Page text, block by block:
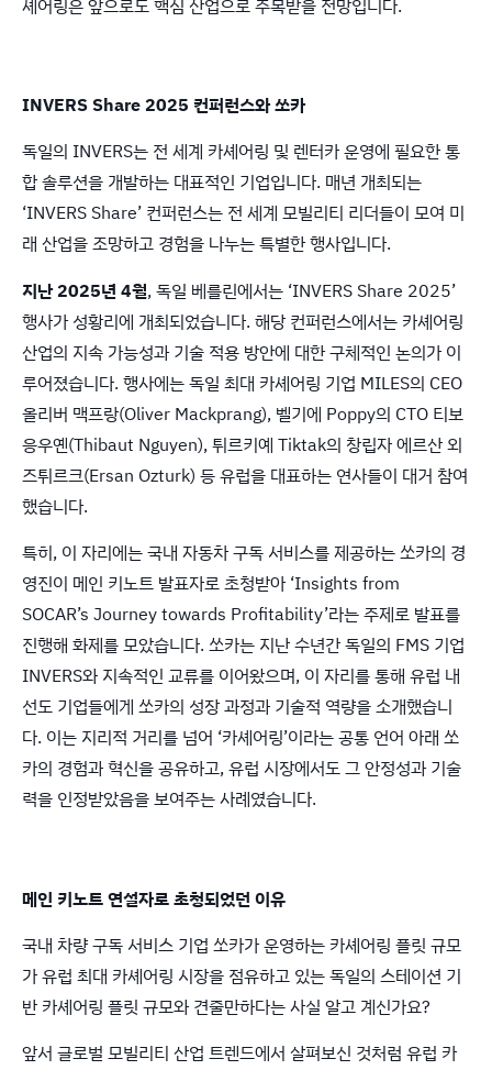
셰어링은 앞으로도 핵심 산업으로 주목받을 전망입니다.
INVERS Share 2025 컨퍼런스와 쏘카
독일의 INVERS는 전 세계 카셰어링 및 렌터카 운영에 필요한 통
합 솔루션을 개발하는 대표적인 기업입니다. 매년 개최되는
‘INVERS Share’ 컨퍼런스는 전 세계 모빌리티 리더들이 모여 미
래 산업을 조망하고 경험을 나누는 특별한 행사입니다.
지난 2025년 4월, 독일 베를린에서는 ‘INVERS Share 2025’
행사가 성황리에 개최되었습니다. 해당 컨퍼런스에서는 카셰어링
산업의 지속 가능성과 기술 적용 방안에 대한 구체적인 논의가 이
루어졌습니다. 행사에는 독일 최대 카셰어링 기업 MILES의 CEO
올리버 맥프랑(Oliver Mackprang), 벨기에 Poppy의 CTO 티보
응우옌(Thibaut Nguyen), 튀르키예 Tiktak의 창립자 에르산 외
즈튀르크(Ersan Ozturk) 등 유럽을 대표하는 연사들이 대거 참여
했습니다.
특히, 이 자리에는 국내 자동차 구독 서비스를 제공하는 쏘카의 경
영진이 메인 키노트 발표자로 초청받아 ‘Insights from
SOCAR’s Journey towards Profitability’라는 주제로 발표를
진행해 화제를 모았습니다. 쏘카는 지난 수년간 독일의 FMS 기업
INVERS와 지속적인 교류를 이어왔으며, 이 자리를 통해 유럽 내
선도 기업들에게 쏘카의 성장 과정과 기술적 역량을 소개했습니
다. 이는 지리적 거리를 넘어 ‘카셰어링’이라는 공통 언어 아래 쏘
카의 경험과 혁신을 공유하고, 유럽 시장에서도 그 안정성과 기술
력을 인정받았음을 보여주는 사례였습니다.
메인 키노트 연설자로 초청되었던 이유
국내 차량 구독 서비스 기업 쏘카가 운영하는 카셰어링 플릿 규모
가 유럽 최대 카셰어링 시장을 점유하고 있는 독일의 스테이션 기
반 카셰어링 플릿 규모와 견줄만하다는 사실 알고 계신가요?
앞서 글로벌 모빌리티 산업 트렌드에서 살펴보신 것처럼 유럽 카